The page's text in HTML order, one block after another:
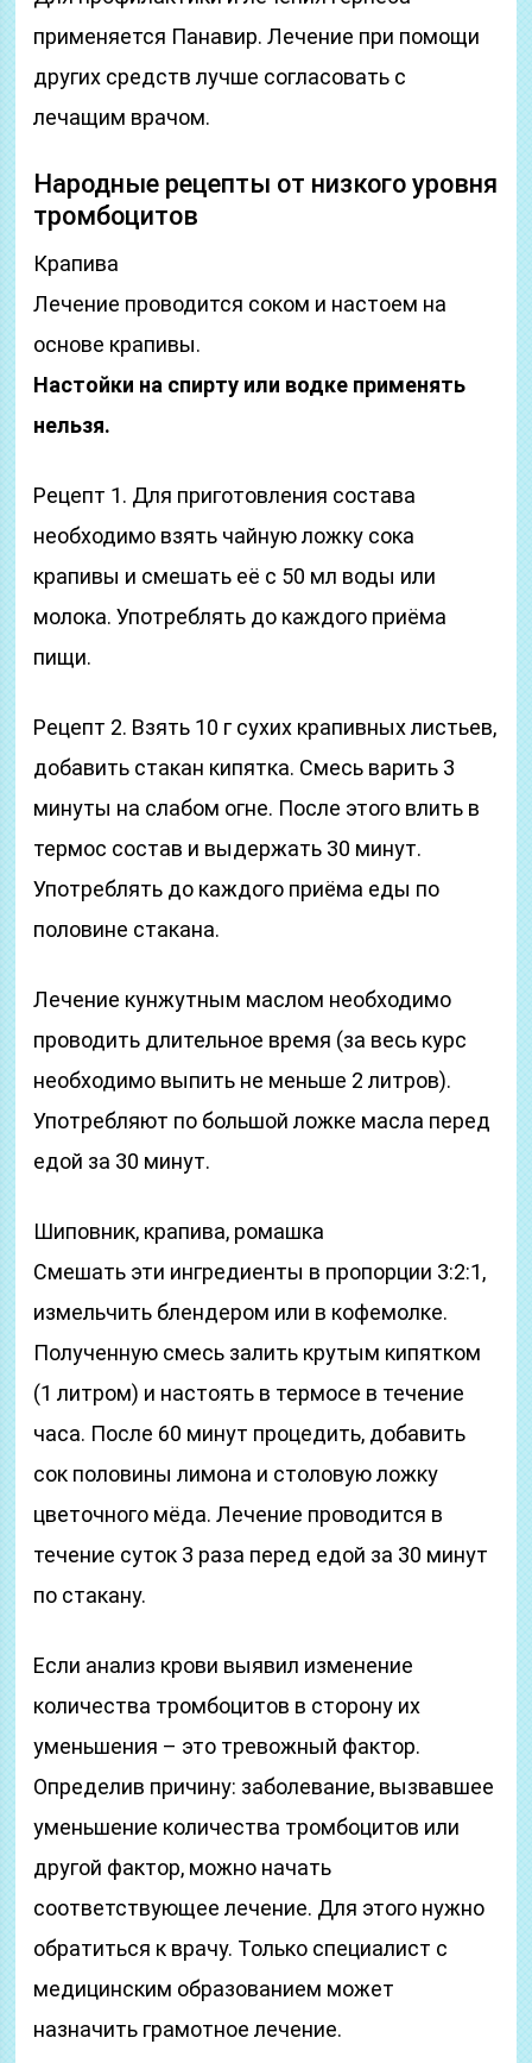
применяется Панавир. Лечение при помощи
других средств лучше согласовать с
лечащим врачом.
Народные рецепты от низкого уровня
тромбоцитов
Крапива
Лечение проводится соком и настоем на
основе крапивы.
Настойки на спирту или водке применять
нельзя.
Рецепт 1. Для приготовления состава
необходимо взять чайную ложку сока
крапивы и смешать её с 50 мл воды или
молока. Употреблять до каждого приёма
пищи.
Рецепт 2. Взять 10 г сухих крапивных листьев,
добавить стакан кипятка. Смесь варить 3
минуты на слабом огне. После этого влить в
термос состав и выдержать 30 минут.
Употреблять до каждого приёма еды по
половине стакана.
Лечение кунжутным маслом необходимо
проводить длительное время (за весь курс
необходимо выпить не меньше 2 литров).
Употребляют по большой ложке масла перед
едой за 30 минут.
Шиповник, крапива, ромашка
Смешать эти ингредиенты в пропорции 3:2:1,
измельчить блендером или в кофемолке.
Полученную смесь залить крутым кипятком
(1 литром) и настоять в термосе в течение
часа. После 60 минут процедить, добавить
сок половины лимона и столовую ложку
цветочного мёда. Лечение проводится в
течение суток 3 раза перед едой за 30 минут
по стакану.
Если анализ крови выявил изменение
количества тромбоцитов в сторону их
уменьшения – это тревожный фактор.
Определив причину: заболевание, вызвавшее
уменьшение количества тромбоцитов или
другой фактор, можно начать
соответствующее лечение. Для этого нужно
обратиться к врачу. Только специалист с
медицинским образованием может
назначить грамотное лечение.